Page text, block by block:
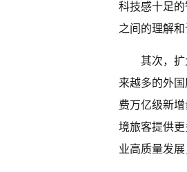
科技感十足
之间的理解和
其次，
来越多的外
费万亿级新
境旅客提供
业高质量发